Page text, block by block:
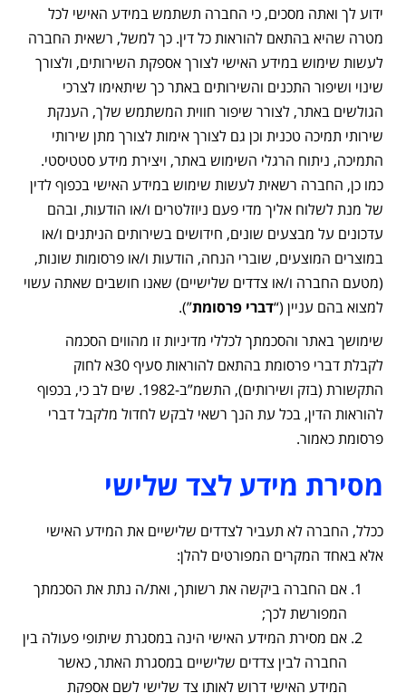
ידוע לך ואתה מסכים, כי החברה תשתמש במידע האישי לכל
מטרה שהיא בהתאם להוראות כל דין. כך למשל, רשאית החברה
לעשות שימוש במידע האישי לצורך אספקת השירותים, ולצורך
שינוי ושיפור התכנים והשירותים באתר כך שיתאימו לצרכי
הגולשים באתר, לצורר שיפור חווית המשתמש שלך, הענקת
שירותי תמיכה טכנית וכן גם לצורך אימות לצורך מתן שירותי
התמיכה, ניתוח הרגלי השימוש באתר, ויצירת מידע סטטיסטי.
כמו כן, החברה רשאית לעשות שימוש במידע האישי בכפוף לדין
של מנת לשלוח אליך מדי פעם ניוזלטרים ו/או הודעות, ובהם
עדכונים על מבצעים שונים, חידושים בשירותים הניתנים ו/או
במוצרים המוצעים, שוברי הנחה, הודעות ו/או פרסומות שונות,
(מטעם החברה ו/או צדדים שלישיים) שאנו חושבים שאתה עשוי
למצוא בהם עניין (“דברי פרסומת”).
שימושך באתר והסכמתך לכללי מדיניות זו מהווים הסכמה
לקבלת דברי פרסומת בהתאם להוראות סעיף 30א לחוק
התקשורת (בזק ושירותים), התשמ”ב-1982. שים לב כי, בכפוף
להוראות הדין, בכל עת הנך רשאי לבקש לחדול מלקבל דברי
פרסומת כאמור.
מסירת מידע לצד שלישי
ככלל, החברה לא תעביר לצדדים שלישיים את המידע האישי
אלא באחד המקרים המפורטים להלן:
אם החברה ביקשה את רשותך, ואת/ה נתת את הסכמתך
המפורשת לכך;
אם מסירת המידע האישי הינה במסגרת שיתופי פעולה בין
החברה לבין צדדים שלישיים במסגרת האתר, כאשר
המידע האישי דרוש לאותו צד שלישי לשם אספקת